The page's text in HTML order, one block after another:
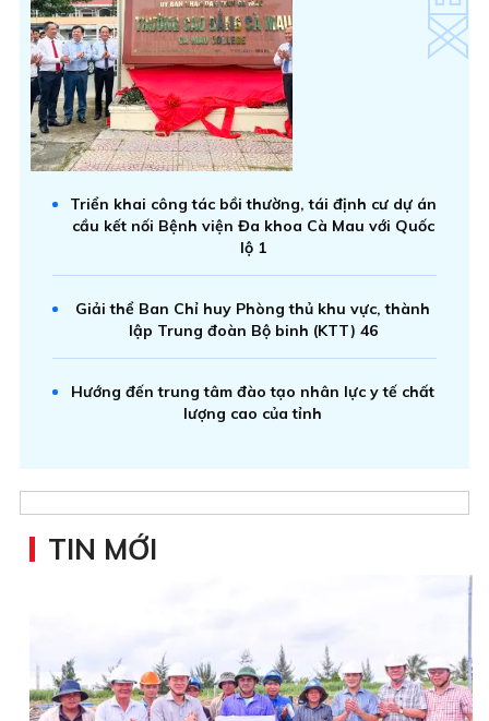
Triển khai công tác bồi thường, tái định cư dự án
cầu kết nối Bệnh viện Đa khoa Cà Mau với Quốc
lộ 1
Giải thể Ban Chỉ huy Phòng thủ khu vực, thành
lập Trung đoàn Bộ binh (KTT) 46
Hướng đến trung tâm đào tạo nhân lực y tế chất
lượng cao của tỉnh
TIN MỚI